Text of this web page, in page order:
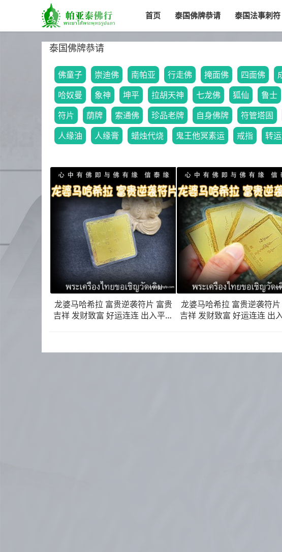
首页 泰国佛牌恭请 泰国法事刺符
泰国佛牌恭请
佛童子 崇迪佛 南帕亚 行走佛 掩面佛 四面佛
哈奴曼
象神 坤平 拉胡天神 七龙佛 狐仙 鲁士
符片
荫牌 索通佛 珍品老牌 自身佛牌 符管塔固
人缘油
人缘膏 蜡烛代烧 鬼王他冥素运 戒指 转
龙婆马哈希拉 富贵逆袭符片 富贵
吉祥 发财致富 好运连连 出入平安
龙婆马哈希拉 富贵逆袭符
吉祥 发财致富 好运连连 出